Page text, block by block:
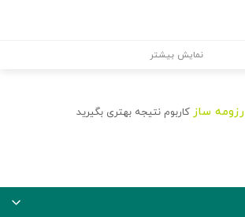
نمایش بیشتر
رزومه ساز کاربوم نتیجه بهتری بگیرید